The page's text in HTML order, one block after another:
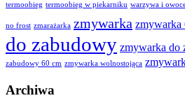
termoobieg termoobieg w piekarniku warzywa i
no frost zmarażarka zmywarka zmywarka
do zabudowy zmywarka do
zabudowy 60 cm zmywarka wolnostojąca
Archiwa